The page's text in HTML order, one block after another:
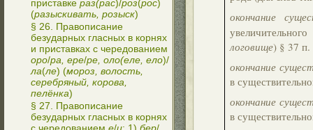
приставке раз(рас)/роз(рос)
(разыскивать, розыск)
§ 26. Правописание
безударных гласных в корнях
и приставках с чередованием
оро/ра, ере/ре, оло(еле, ело)/
ла(ле) (мороз, волость,
серебряный, корова,
пелёнка)
§ 27. Правописание
безударных гласных в корнях
окончание
логовище) § 37 п.
окончание
в
окончание
в